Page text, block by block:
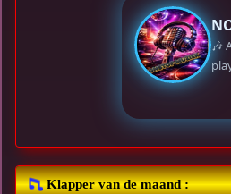
Klapper van de maand :